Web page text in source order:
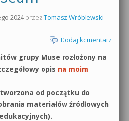
podstaw
Massive
2024przez Tomasz Wróblewski
Dodaj komentarz
grupy Muse rozłożony na
opis na moim
od początku do
materiałów źródłowych